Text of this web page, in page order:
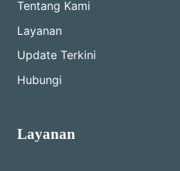
Tentang Kami
Layanan
Update Terkini
Hubungi
Layanan